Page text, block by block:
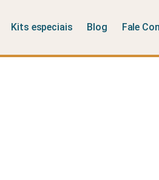
Kits especiais Blog Fale